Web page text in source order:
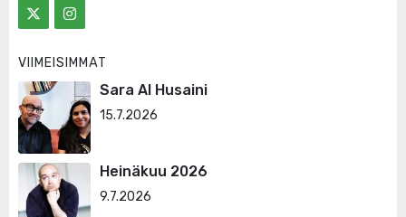
VIIMEISIMMÄT
Sara Al Husaini
15.7.2026
Heinäkuu 2026
9.7.2026